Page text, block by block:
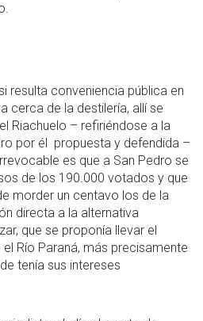
resulta conveniencia pública en
cerca de la destilería, allí se
Riachuelo – refiriéndose a la
por él propuesta y defendida –
es que a San Pedro se
de los 190.000 votados y que
morder un centavo los de la
directa a la alternativa
que se proponía llevar el
Río Paraná, más precisamente
tenía sus intereses